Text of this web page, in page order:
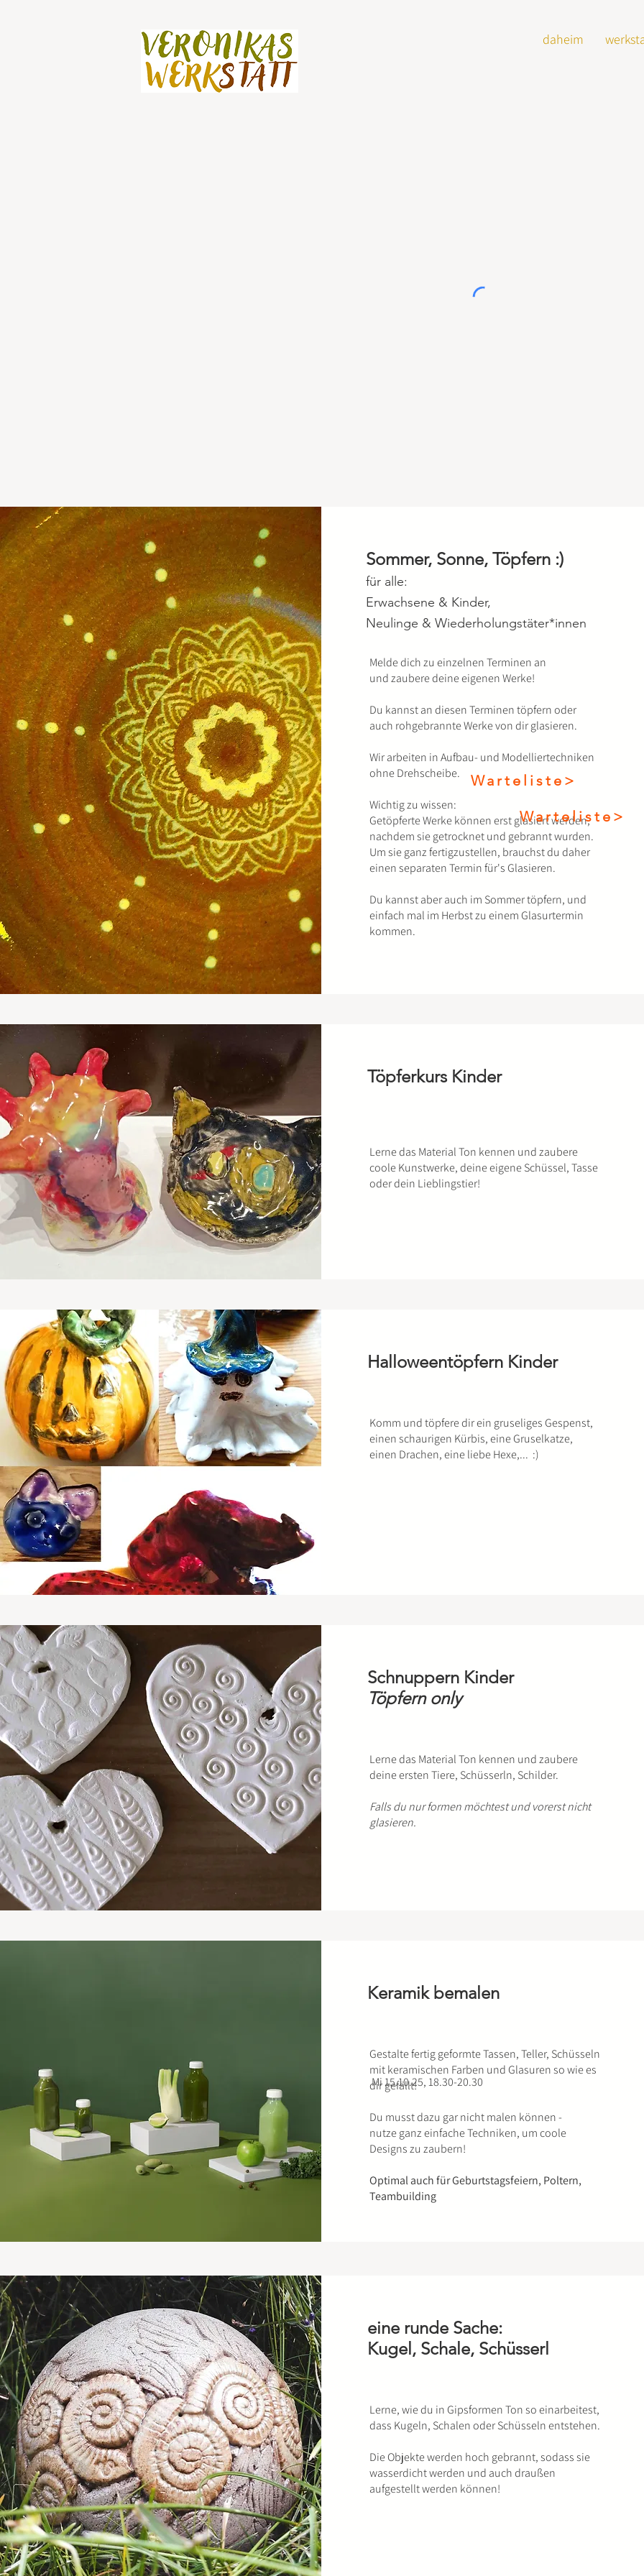
daheim
Sommer, Sonne, Töpfern :)
für alle:
Erwachsene & Kinder,
Neulinge & Wiederholungstäter*innen
Melde dich zu einzelnen Terminen an
undzaubere deine eigenen Werke!
Du kannst an diesen Terminen töpfern oder
auch rohgebrannte Werke von dir glasieren.
Wir arbeiten in Aufbau- und Modelliertechniken
ohne Drehscheibe.
Wichtig zu wissen:
Getöpferte Werke können erst glasiert werden,
nachdem sie getrocknet und gebrannt wurden.
Um sie ganz fertigzustellen, brauchst du daher
einen separaten Termin für's Glasieren.
Du kannst aber auch im Sommer töpfern, und
einfach mal im Herbst zu einem Glasurtermin
kommen.
Warteliste>
Warteliste>
Töpferkurs Kinder
Lerne das Material Ton kennen und zaubere
coole Kunstwerke, deine eigene Schüssel, Tasse
oder dein Lieblingstier!
Halloweentöpfern Kinder
Komm und töpfere dir ein gruseliges Gespenst,
einen schaurigen Kürbis, eine Gruselkatze,
einen Drachen, eine liebe Hexe,... :)
Schnuppern Kinder
Töpfern only
Lerne das Material Ton kennen und zaubere
deine ersten Tiere, Schüsserln, Schilder.
Falls du nur formen möchtest und vorerst nicht
glasieren.
Keramik bemalen
Gestalte fertig geformte Tassen, Teller, Schüsseln
mit keramischen Farben und Glasuren so wie es
dir gefällt!
Du musst dazu gar nicht malen können -
nutze ganz einfache Techniken, um coole
Designs zu zaubern!
Optimal auch für Geburtstagsfeiern, Poltern,
Teambuilding
Mi 15.10.25, 18.30-20.30
eine runde Sache:
Kugel, Schale, Schüsserl
Lerne, wie du in Gipsformen Ton so einarbeitest,
dass Kugeln, Schalen oder Schüsseln entstehen.
Die Objekte werden hoch gebrannt, sodass sie
wasserdicht werden und auch draußen
aufgestellt werden können!